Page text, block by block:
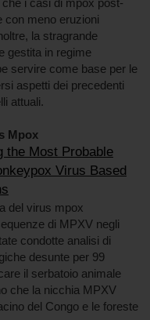
con meno eruzioni
la stragrande
gestita in regime
servire come base per le
aspetti dei precedenti
attuali.
Mpox
the Most Probable
Virus Based
del virus mpox
di MPXV negli
condotte analisi di
desunte per 99
il serbatoio animale
che la nicchia MPXV
del Congo e le foreste